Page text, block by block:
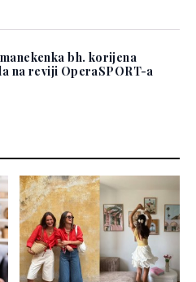
bh. korijena
na reviji OperaSPORT-a